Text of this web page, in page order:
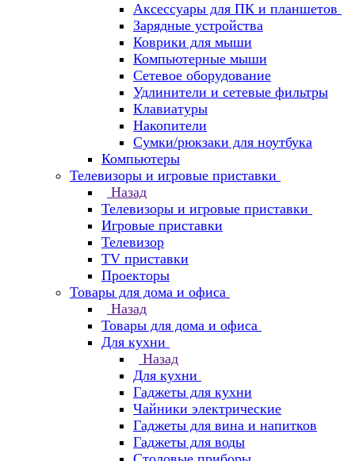
Аксессуары для ПК и планшетов
Зарядные устройства
Коврики для мыши
Компьютерные мыши
Сетевое оборудование
Удлинители и сетевые фильтры
Клавиатуры
Накопители
Сумки/рюкзаки для ноутбука
Компьютеры
Телевизоры и игровые приставки
Назад
Телевизоры и игровые приставки
Игровые приставки
Телевизор
TV приставки
Проекторы
Товары для дома и офиса
Назад
Товары для дома и офиса
Для кухни
Назад
Для кухни
Гаджеты для кухни
Чайники электрические
Гаджеты для вина и напитков
Гаджеты для воды